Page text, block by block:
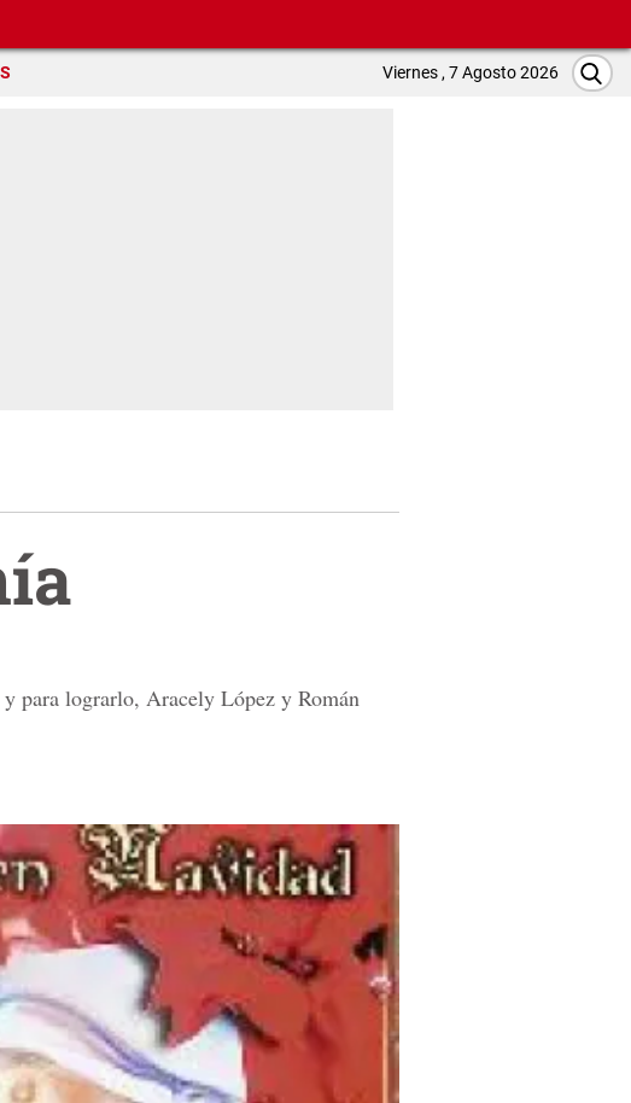
Viernes , 7 Agosto 2026
para lograrlo, Aracely López y Román